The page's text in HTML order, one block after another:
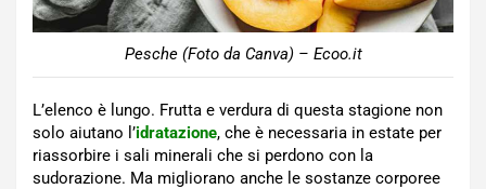
Pesche (Foto da Canva) – Ecoo.it
L’elenco è lungo. Frutta e verdura di questa stagione non
solo aiutano l’idratazione, che è necessaria in estate per
riassorbire i sali minerali che si perdono con la
sudorazione. Ma migliorano anche le sostanze corporee